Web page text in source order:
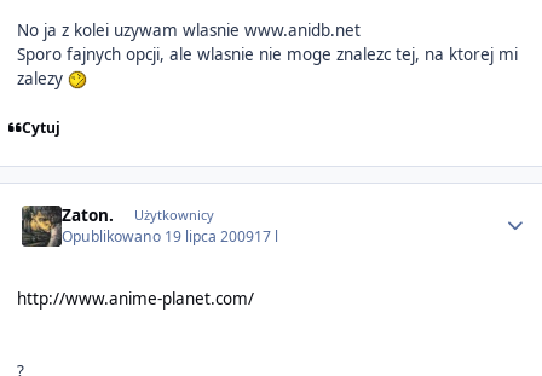
No ja z kolei uzywam wlasnie www.anidb.net
Sporo fajnych opcji, ale wlasnie nie moge znalezc tej, na ktorej mi
zalezy
Cytuj
Zaton. Użytkownicy
Opublikowano 19 lipca 200917 l
http://www.anime-planet.com/
?